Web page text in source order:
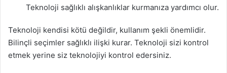
Teknoloji sağlıklı alışkanlıklar kurmanıza yardımcı olur.
Teknoloji kendisi kötü değildir, kullanım şekli önemlidir.
Bilinçli seçimler sağlıklı ilişki kurar. Teknoloji sizi kontrol
etmek yerine siz teknolojiyi kontrol edersiniz.